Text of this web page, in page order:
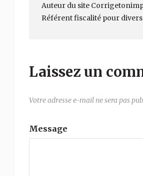
Auteur du site
Référent fiscalité pour
Laissez un
Votre adresse e-mail ne sera pas
Message